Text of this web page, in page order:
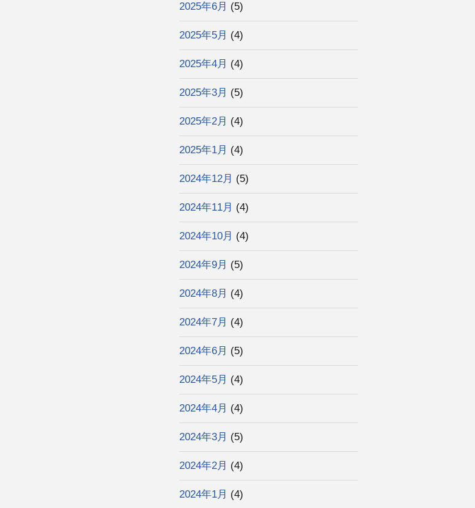
2025年6月 (5)
2025年5月 (4)
2025年4月 (4)
2025年3月 (5)
2025年2月 (4)
2025年1月 (4)
2024年12月 (5)
2024年11月 (4)
2024年10月 (4)
2024年9月 (5)
2024年8月 (4)
2024年7月 (4)
2024年6月 (5)
2024年5月 (4)
2024年4月 (4)
2024年3月 (5)
2024年2月 (4)
2024年1月 (4)